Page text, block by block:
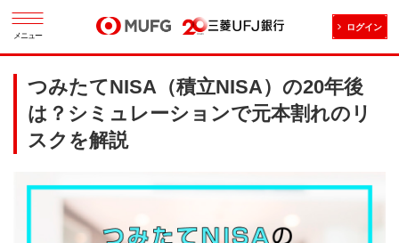
メニュー
ログイン
つみたてNISA（積立NISA）の20年後
は？シミュレーションで元本割れのリ
スクを解説